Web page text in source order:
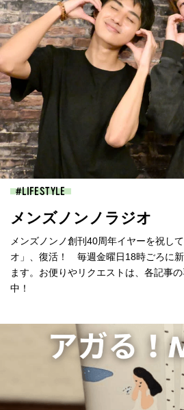
LIFESTYLE
メンズノンノラジオ
メンズノンノ創刊40周年イヤーを祝し
オ」、復活！ 毎週金曜日18時ごろに
ます。お便りやリクエストは、各記事
中！